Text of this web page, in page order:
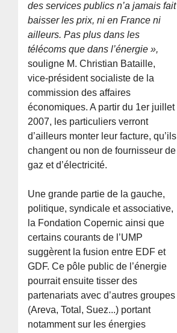
des services publics n’a jamais fait
baisser les prix, ni en France ni
ailleurs. Pas plus dans les
télécoms que dans l’énergie »,
souligne M. Christian Bataille,
vice-président socialiste de la
commission des affaires
économiques. A partir du 1er juillet
2007, les particuliers verront
d’ailleurs monter leur facture, qu’ils
changent ou non de fournisseur de
gaz et d’électricité.
Une grande partie de la gauche,
politique, syndicale et associative,
la Fondation Copernic ainsi que
certains courants de l’UMP
suggèrent la fusion entre EDF et
GDF. Ce pôle public de l’énergie
pourrait ensuite tisser des
partenariats avec d’autres groupes
(Areva, Total, Suez...) portant
notamment sur les énergies